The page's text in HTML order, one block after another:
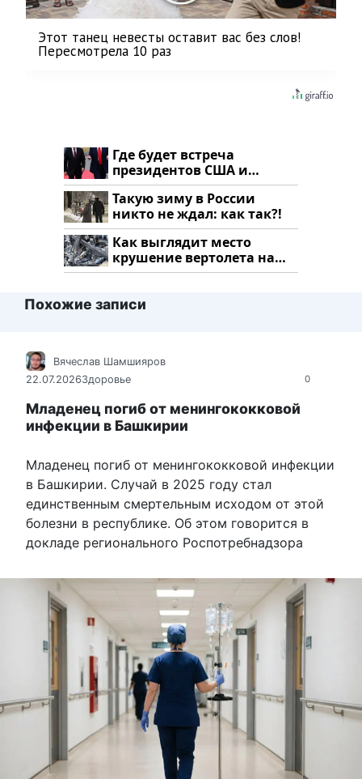
Этот танец невесты оставит вас без слов!
Пересмотрела 10 раз
Где будет встреча
президентов США и
России: Европа?
Такую зиму в России
никто не ждал: как так?!
Как выглядит место
крушение вертолета на
Кавказе: смотреть
Похожие записи
0
Вячеслав Шамшияров
22.07.2026Здоровье
Младенец погиб от менингококковой
инфекции в Башкирии
Младенец погиб от менингококковой инфекции
в Башкирии. Случай в 2025 году стал
единственным смертельным исходом от этой
болезни в республике. Об этом говорится в
докладе регионального Роспотребнадзора